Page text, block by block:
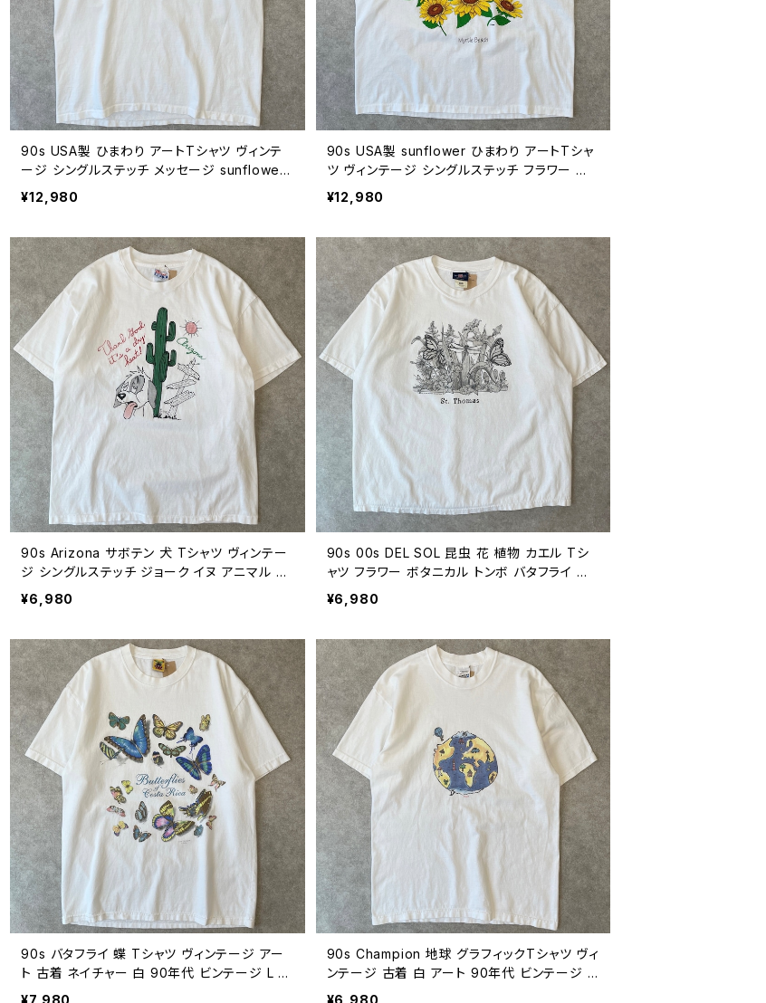
90s USA製 ひまわり アートTシャツ ヴィンテ
ージ シングルステッチ メッセージ sunflower
フラワー 花 向日葵 古着 白 90年代 ビンテー
ジ XL 26080802
¥12,980
90s USA製 sunflower ひまわり アートTシャ
ツ ヴィンテージ シングルステッチ フラワー 花
向日葵 古着 白 90年代 ビンテージ XL 2608
0801
¥12,980
90s Arizona サボテン 犬 Tシャツ ヴィンテー
ジ シングルステッチ ジョーク イヌ アニマル 動
物 グラフィック スーベニア 古着 90年代 白 ビ
ンテージ L 26080723
¥6,980
90s 00s DEL SOL 昆虫 花 植物 カエル Tシ
ャツ フラワー ボタニカル トンボ バタフライ 蝶
自然 ネイチャー ヴィンテージ 古着 90年代 白
ビンテージ XXL 26080722
¥6,980
90s バタフライ 蝶 Tシャツ ヴィンテージ アー
ト 古着 ネイチャー 白 90年代 ビンテージ L 2
6080720
¥7,980
90s Champion 地球 グラフィックTシャツ ヴィ
ンテージ 古着 白 アート 90年代 ビンテージ L
26080719
¥6,980